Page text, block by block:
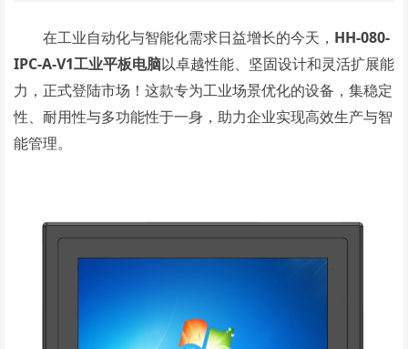
在工业自动化与智能化需求日益增长的今天， HH-080-
IPC-A-V1工业平板电脑以卓越性能、坚固设计和灵活扩展能
力，正式登陆市场！这款专为工业场景优化的设备，集稳定
性、耐用性与多功能性于一身，助力企业实现高效生产与智
能管理。